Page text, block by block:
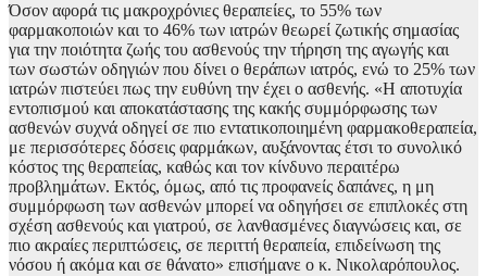
Όσον αφορά τις μακροχρόνιες θεραπείες, το 55% των
φαρμακοποιών και το 46% των ιατρών θεωρεί ζωτικής σημασίας
για την ποιότητα ζωής του ασθενούς την τήρηση της αγωγής και
των σωστών οδηγιών που δίνει ο θεράπων ιατρός, ενώ το 25% των
ιατρών πιστεύει πως την ευθύνη την έχει ο ασθενής. «Η αποτυχία
εντοπισμού και αποκατάστασης της κακής συμμόρφωσης των
ασθενών συχνά οδηγεί σε πιο εντατικοποιημένη φαρμακοθεραπεία,
με περισσότερες δόσεις φαρμάκων, αυξάνοντας έτσι το συνολικό
κόστος της θεραπείας, καθώς και τον κίνδυνο περαιτέρω
προβλημάτων. Εκτός, όμως, από τις προφανείς δαπάνες, η μη
συμμόρφωση των ασθενών μπορεί να οδηγήσει σε επιπλοκές στη
σχέση ασθενούς και γιατρού, σε λανθασμένες διαγνώσεις και, σε
πιο ακραίες περιπτώσεις, σε περιττή θεραπεία, επιδείνωση της
νόσου ή ακόμα και σε θάνατο» επισήμανε ο κ. Νικολαρόπουλος.